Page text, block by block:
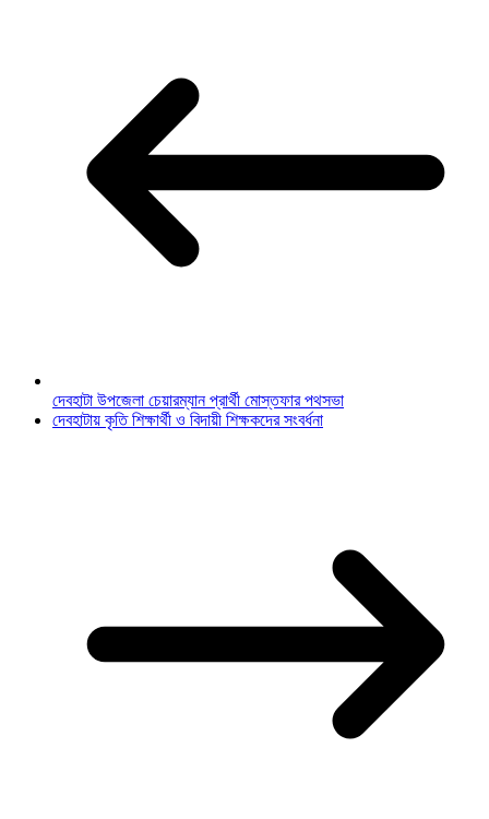
দেবহাটা উপজেলা চেয়ারম্যান প্রার্থী মোস্তফার পথসভা
দেবহাটায় কৃতি শিক্ষার্থী ও বিদায়ী শিক্ষকদের সংবর্ধনা